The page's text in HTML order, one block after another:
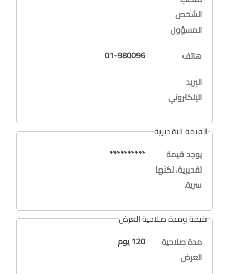
الشخص
المسؤول
هاتف
01-980096
البريد
الإلكتروني
القيمة التقديرية
يوجد قيمة
تقديرية، لكنها
سرية.
**********
قيمة ومدة صلاحية العرض
مدة صلاحية
العرض
120 يوم